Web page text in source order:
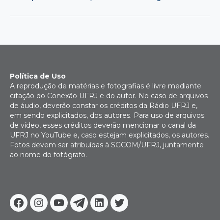
Facebook
Instagram
YoutubeTelegram
Linkedin
Twitter
Política de Uso
A reprodução de matérias e fotografias é livre mediante
citação do Conexão UFRJ e do autor. No caso de arquivos
de áudio, deverão constar os créditos da Rádio UFRJ e,
em sendo explicitados, dos autores. Para uso de arquivos
de vídeo, esses créditos deverão mencionar o canal da
UFRJ no YouTube e, caso estejam explicitados, os autores.
Fotos devem ser atribuídas à SGCOM/UFRJ, juntamente
ao nome do fotógrafo.